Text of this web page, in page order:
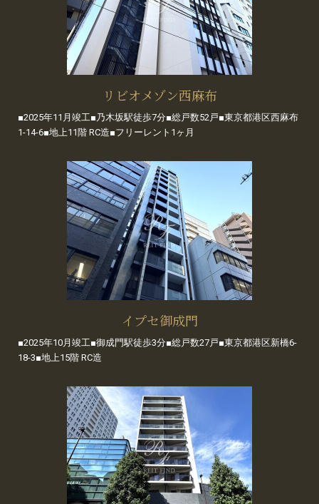
リビオメゾン西麻布
■2025年11月竣工■乃木坂駅徒歩7分■総戸数52戸■東京都港区西麻布
1-14-6■地上11階 RC造■フリーレント1ヶ月
イプセ御成門
■2025年10月竣工■御成門駅徒歩3分■総戸数27戸■東京都港区新橋6-
18-3■地上15階 RC造